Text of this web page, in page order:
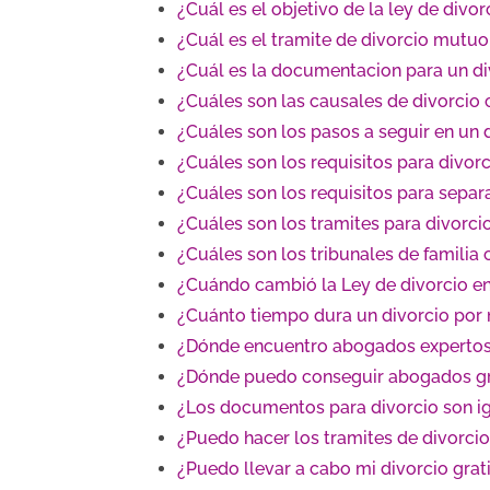
¿Cuál es el objetivo de la ley de
¿Cuál es el tramite de divorcio
¿Cuál es la documentacion para un
¿Cuáles son las causales de divorcio
¿Cuáles son los pasos a seguir en
¿Cuáles son los requisitos para
¿Cuáles son los requisitos para
¿Cuáles son los tramites para
¿Cuáles son los tribunales de
¿Cuándo cambió la Ley de divorcio
¿Cuánto tiempo dura un divorcio por
¿Dónde encuentro abogados
¿Dónde puedo conseguir abogados
¿Los documentos para divorcio son
¿Puedo hacer los tramites de
¿Puedo llevar a cabo mi divorcio